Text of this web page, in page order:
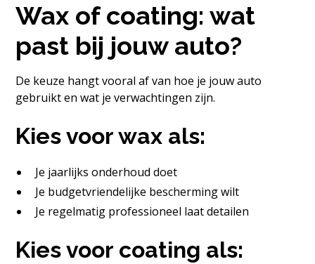
Wax of coating: wat
past bij jouw auto?
De keuze hangt vooral af van hoe je jouw auto
gebruikt en wat je verwachtingen zijn.
Kies voor wax als:
Je jaarlijks onderhoud doet
Je budgetvriendelijke bescherming wilt
Je regelmatig professioneel laat detailen
Kies voor coating als: